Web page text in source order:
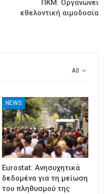
ΠΚΜ: Οργανώνει
εθελοντική αιμοδοσία
All
NEWS
Eurostat: Ανησυχητικά
δεδομένα για τη μείωση
του πληθυσμού της